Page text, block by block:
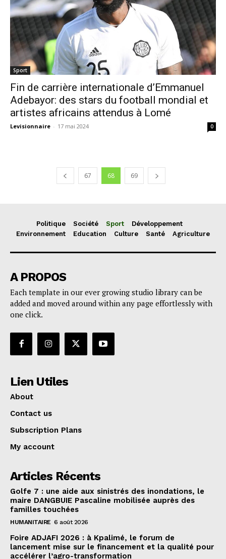
Sport
Fin de carrière internationale d’Emmanuel
Adebayor: des stars du football mondial et
artistes africains attendus à Lomé
Levisionnaire - 17 mai 2024 0
67 68 69
Politique Société Sport
Développement
Environnement
Education Culture Santé Agriculture
A PROPOS
Each template in our ever growing studio library can be
added and moved around within any page effortlessly with
one click.
Lien Utiles
About
Contact us
Subscription Plans
My account
Articles Récents
Golfe 7 : une aide aux sinistrés des inondations, le
maire DANGBUIE Pascaline mobilisée auprès des
familles touchées
HUMANITAIRE 6 août 2026
Foire ADJAFI 2026 : à Kpalimé, le forum de
lancement mise sur le financement et la qualité pour
accélérer l’agro-transformation